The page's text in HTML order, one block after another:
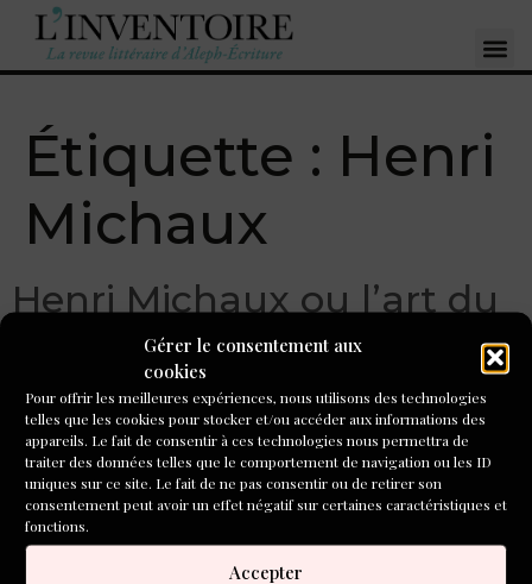
Gérer le consentement aux
cookies
Pour offrir les meilleures expériences, nous utilisons des technologies
telles que les cookies pour stocker et/ou accéder aux informations des
appareils. Le fait de consentir à ces technologies nous permettra de
traiter des données telles que le comportement de navigation ou les ID
uniques sur ce site. Le fait de ne pas consentir ou de retirer son
consentement peut avoir un effet négatif sur certaines caractéristiques et
fonctions.
Accepter
Étiquette : Henri
Michaux
Henri Michaux ou l’art du
portrait au Centre
Wallonie-Bruxelles
Avant même d’entrer dans la salle, le visiteur se trouve
face à l’affiche grand format de l’exposition : « Henri
Michaux, Face à Face ».